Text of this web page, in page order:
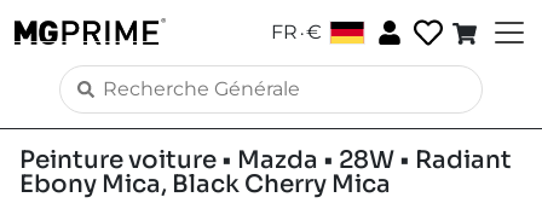
FR .€
Peinture voiture • Mazda • 28W • Radiant
Ebony Mica, Black Cherry Mica